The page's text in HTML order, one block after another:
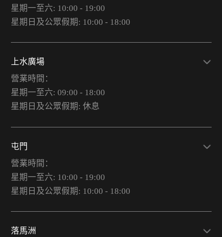
星期一至六: 10:00 - 19:00
星期日及公眾假期: 10:00 - 18:00
上水廣場
營業時間：
星期一至六: 09:00 - 18:00
星期日及公眾假期: 休息
屯門
營業時間：
星期一至六: 10:00 - 19:00
星期日及公眾假期: 10:00 - 18:00
落馬洲